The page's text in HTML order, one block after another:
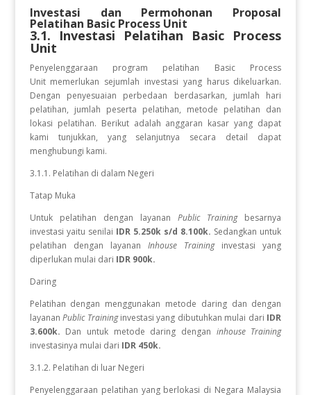
Investasi dan Permohonan Proposal
Pelatihan Basic Process Unit
3.1. Investasi Pelatihan Basic Process
Unit
Penyelenggaraan program pelatihan Basic Process
Unitmemerlukan sejumlah investasi yang harus dikeluarkan.
Dengan penyesuaian perbedaan berdasarkan, jumlah hari
pelatihan, jumlah peserta pelatihan, metode pelatihan dan
lokasi pelatihan. Berikut adalah anggaran kasar yang dapat
kami tunjukkan, yang selanjutnya secara detail dapat
menghubungi kami.
3.1.1. Pelatihan di dalam Negeri
Tatap Muka
Untuk pelatihan dengan layanan Public Trainingbesarnya
investasi yaitu senilai IDR 5.250k s/d 8.100k. Sedangkan untuk
pelatihan dengan layanan Inhouse Training investasi yang
diperlukan mulai dari IDR 900k.
Daring
Pelatihan dengan menggunakan metode daring dan dengan
layananPublic Traininginvestasi yang dibutuhkan mulai dari IDR
3.600k. Dan untuk metode daring dengan inhouse Training
investasinya mulai dari IDR 450k.
3.1.2. Pelatihan di luar Negeri
Penyelenggaraan pelatihan yang berlokasi di Negara Malaysia